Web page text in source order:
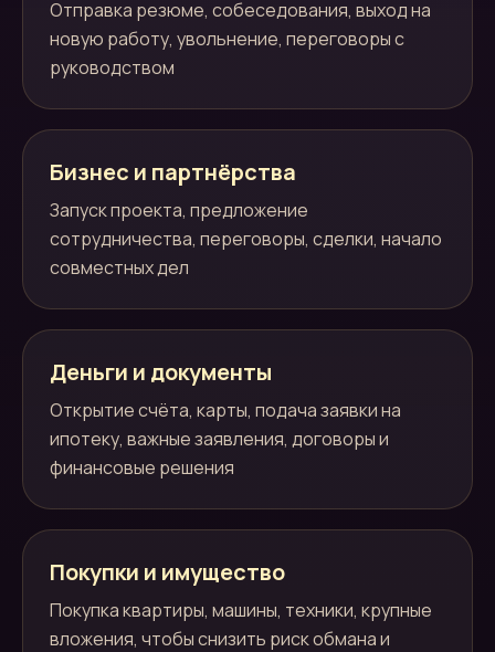
Отправка резюме, собеседования, выход на
новую работу, увольнение, переговоры с
руководством
Бизнес и партнёрства
Запуск проекта, предложение
сотрудничества, переговоры, сделки, начало
совместных дел
Деньги и документы
Открытие счёта, карты, подача заявки на
ипотеку, важные заявления, договоры и
финансовые решения
Покупки и имущество
Покупка квартиры, машины, техники, крупные
вложения, чтобы снизить риск обмана и